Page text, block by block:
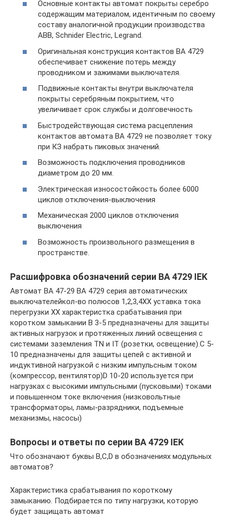
Основные контакты автомат покрыты серебро
содержащим материалом, идентичным по своему
составу аналогичной продукции производства
ABB, Schnider Electric, Legrand.
Оригинальная конструкция контактов ВА 4729
обеспечивает снижение потерь между
проводником и зажимами выключателя.
Подвижные контакты внутри выключателя
покрыты серебряным покрытием, что
увеличивает срок службы и долговечность
Быстродействующая система расцепления
контактов автомата ВА 4729 не позволяет току
при КЗ набрать пиковых значений.
Возможность подключения проводников
диаметром до 20 мм.
Электрическая износостойкость более 6000
циклов отключения-выключения
Механическая 2000 циклов отключения
выключения
Возможность произвольного размещения в
пространстве.
Расшифровка обозначений серии ВА 4729 IEK
Автомат ВА 47-29 ВА 4729 серия автоматических
выключателейкол-во полюсов 1,2,3,4ХХ уставка тока
перегрузки ХХ характеристка срабатывания при
коротком замыкании В 3-5 предназначены для защиты
активных нагрузок и протяженных линий освещения с
системами заземления TN и IT (розетки, освещение).С 5-
10 предназначены для защиты цепей с активной и
индуктивной нагрузкой с низким импульсным током
(компрессор, вентилятор)D 10-20 используется при
нагрузках с высокими импульсными (пусковыми) токами
и повышенном токе включения (низковольтные
трансформаторы, ламы-разрядники, подъемные
механизмы, насосы)
Вопросы и ответы по серии ВА 4729 IEK
Что обозначают буквы В,С,D в обозначениях модульных
автоматов?
Характеристика срабатывания по короткому
замыканию. Подбирается по типу нагрузки, которую
будет защищать автомат